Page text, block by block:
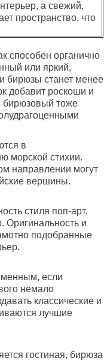
а свежий,
пространство, что
способен органично
или яркий,
бирюзы станет менее
добавит роскоши и
бирюзовый тоже
в
морской стихии.
направлении могут
вершины.
стиля поп-арт.
Оригинальность и
подобранные
если
немало
классические и
лучшие
гостиная, бирюза